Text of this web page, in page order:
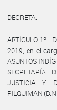
DECRETA:
ARTÍCULO 1º.-
2019, en el
ASUNTOS
SECRETARÍA
JUSTICIA Y
PILQUIMAN